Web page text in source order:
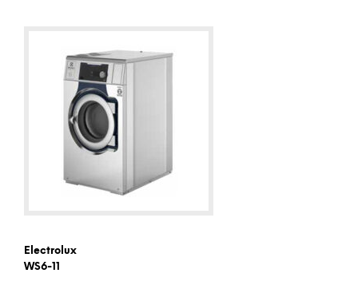
Electrolux
WS6-11